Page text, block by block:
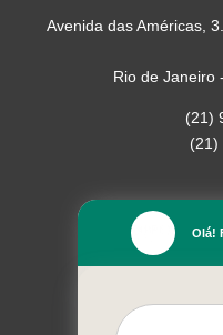
Avenida das Américas,
Rio de Janeiro
(21)
(21)
Olá!